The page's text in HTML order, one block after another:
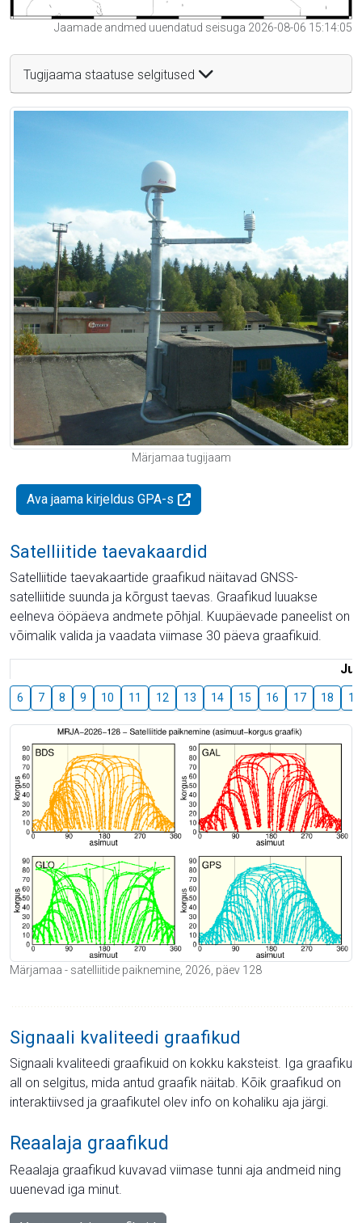
Jaamade andmed uuendatud seisuga 2026-08-06 15:14:05
Tugijaama staatuse selgitused
Märjamaa tugijaam
Ava jaama kirjeldus GPA-s
Satelliitide taevakaardid
Satelliitide taevakaartide graafikud näitavad GNSS-
satelliitide suunda ja kõrgust taevas. Graafikud luuakse
eelneva ööpäeva andmete põhjal. Kuupäevade paneelist on
võimalik valida ja vaadata viimase 30 päeva graafikuid.
6 7 8 9 10 11 12 13 14 15 16 17 18 19
Märjamaa - satelliitide paiknemine, 2026, päev 128
Signaali kvaliteedi graafikud
Signaali kvaliteedi graafikuid on kokku kaksteist. Iga graafiku
all on selgitus, mida antud graafik näitab. Kõik graafikud on
interaktiivsed ja graafikutel olev info on kohaliku aja järgi.
Reaalaja graafikud
Reaalaja graafikud kuvavad viimase tunni aja andmeid ning
uuenevad iga minut.